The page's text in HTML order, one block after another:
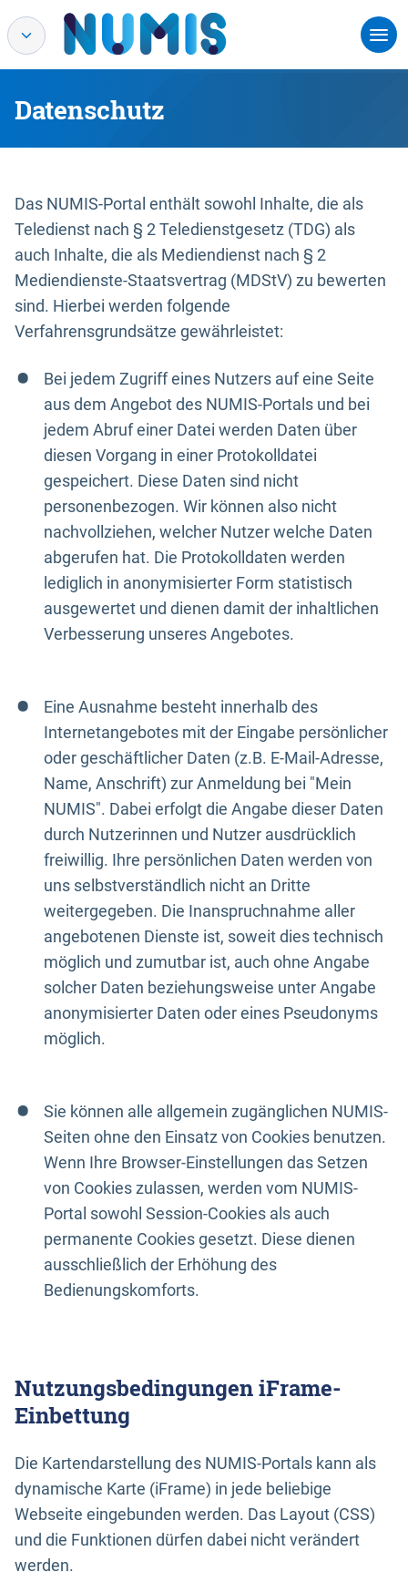
Datenschutz
Das NUMIS-Portal enthält sowohl Inhalte, die als
Teledienst nach § 2 Teledienstgesetz (TDG) als
auch Inhalte, die als Mediendienst nach § 2
Mediendienste-Staatsvertrag (MDStV) zu bewerten
sind. Hierbei werden folgende
Verfahrensgrundsätze gewährleistet:
Bei jedem Zugriff eines Nutzers auf eine Seite
aus dem Angebot des NUMIS-Portals und bei
jedem Abruf einer Datei werden Daten über
diesen Vorgang in einer Protokolldatei
gespeichert. Diese Daten sind nicht
personenbezogen. Wir können also nicht
nachvollziehen, welcher Nutzer welche Daten
abgerufen hat. Die Protokolldaten werden
lediglich in anonymisierter Form statistisch
ausgewertet und dienen damit der inhaltlichen
Verbesserung unseres Angebotes.
Eine Ausnahme besteht innerhalb des
Internetangebotes mit der Eingabe persönlicher
oder geschäftlicher Daten (z.B. E-Mail-Adresse,
Name, Anschrift) zur Anmeldung bei "Mein
NUMIS". Dabei erfolgt die Angabe dieser Daten
durch Nutzerinnen und Nutzer ausdrücklich
freiwillig. Ihre persönlichen Daten werden von
uns selbstverständlich nicht an Dritte
weitergegeben. Die Inanspruchnahme aller
angebotenen Dienste ist, soweit dies technisch
möglich und zumutbar ist, auch ohne Angabe
solcher Daten beziehungsweise unter Angabe
anonymisierter Daten oder eines Pseudonyms
möglich.
Sie können alle allgemein zugänglichen NUMIS-
Seiten ohne den Einsatz von Cookies benutzen.
Wenn Ihre Browser-Einstellungen das Setzen
von Cookies zulassen, werden vom NUMIS-
Portal sowohl Session-Cookies als auch
permanente Cookies gesetzt. Diese dienen
ausschließlich der Erhöhung des
Bedienungskomforts.
Nutzungsbedingungen iFrame-
Einbettung
Die Kartendarstellung des NUMIS-Portals kann als
dynamische Karte (iFrame) in jede beliebige
Webseite eingebunden werden. Das Layout (CSS)
und die Funktionen dürfen dabei nicht verändert
werden.